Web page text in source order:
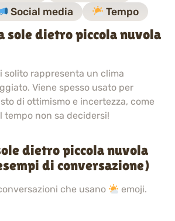
Social media Tempo
sole dietro piccola nuvola
solito rappresenta un clima
Viene spesso usato per
di ottimismo e incertezza, come
tempo non sa decidersi!
dietro piccola nuvola
di conversazione)
che usano emoji.